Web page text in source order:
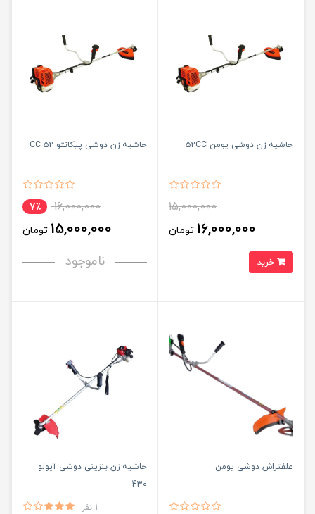
حاشیه زن دوشی یومن ۵۲CC
15,000,000
16,000,000 تومان
حاشیه زن دوشی پیکانتو ۵۲ CC
16,000,000 7٪
15,000,000 تومان
ناموجود
علفتراش دوشی یومن
حاشیه زن بنزینی دوشی آپولو
430
1 نفر